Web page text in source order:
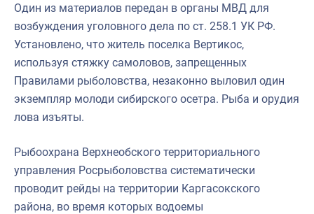
Один из материалов передан в органы МВД для
возбуждения уголовного дела по ст. 258.1 УК РФ.
Установлено, что житель поселка Вертикос,
используя стяжку самоловов, запрещенных
Правилами рыболовства, незаконно выловил один
экземпляр молоди сибирского осетра. Рыба и орудия
лова изъяты.
Рыбоохрана Верхнеобского территориального
управления Росрыболовства систематически
проводит рейды на территории Каргасокского
района, во время которых водоемы